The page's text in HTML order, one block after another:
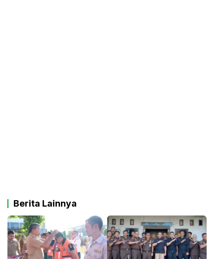
Berita Lainnya